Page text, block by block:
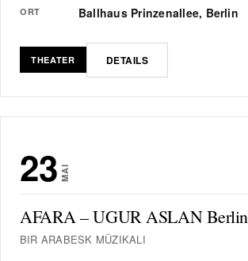
ORT Ballhaus Prinzenallee, Berlin
THEATER DETAILS
23 MAI
AFARA – UGUR ASLAN Berlin
BIR ARABESK MÜZIKALI